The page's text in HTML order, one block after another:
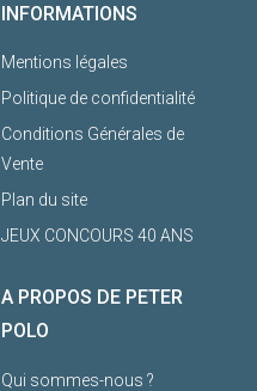
INFORMATIONS
Mentions légales
Politique de confidentialité
Conditions Générales de
Vente
Plan du site
JEUX CONCOURS 40 ANS
A PROPOS DE PETER
POLO
Qui sommes-nous ?